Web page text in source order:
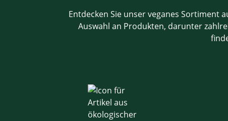
Entdecken Sie unser veganes Sortiment
Auswahl an Produkten, darunter